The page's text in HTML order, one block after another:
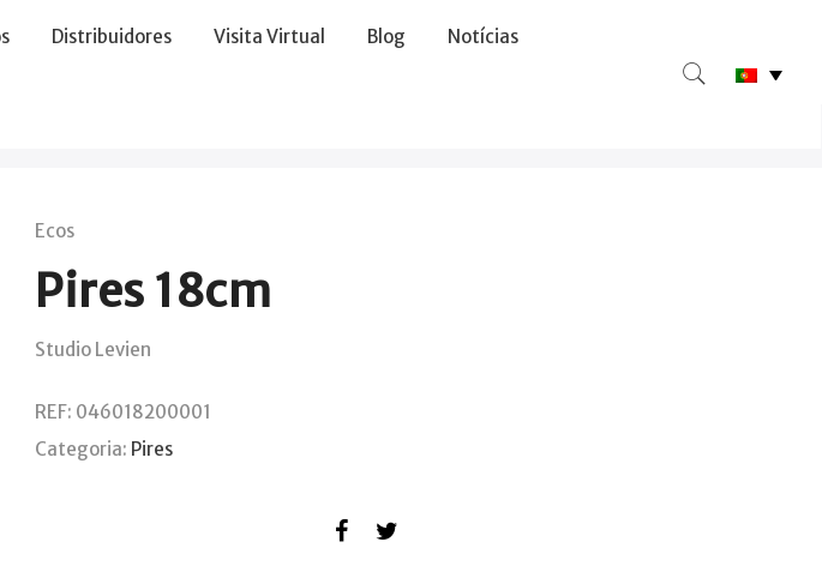
Distribuidores Visita Virtual Blog Notícias
Ecos
Pires 18cm
Studio Levien
REF: 046018200001
Categoria: Pires